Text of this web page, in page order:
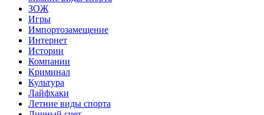
ЗОЖ
Игры
Импортозамещение
Интернет
Истории
Компании
Криминал
Культура
Лайфхаки
Летние виды спорта